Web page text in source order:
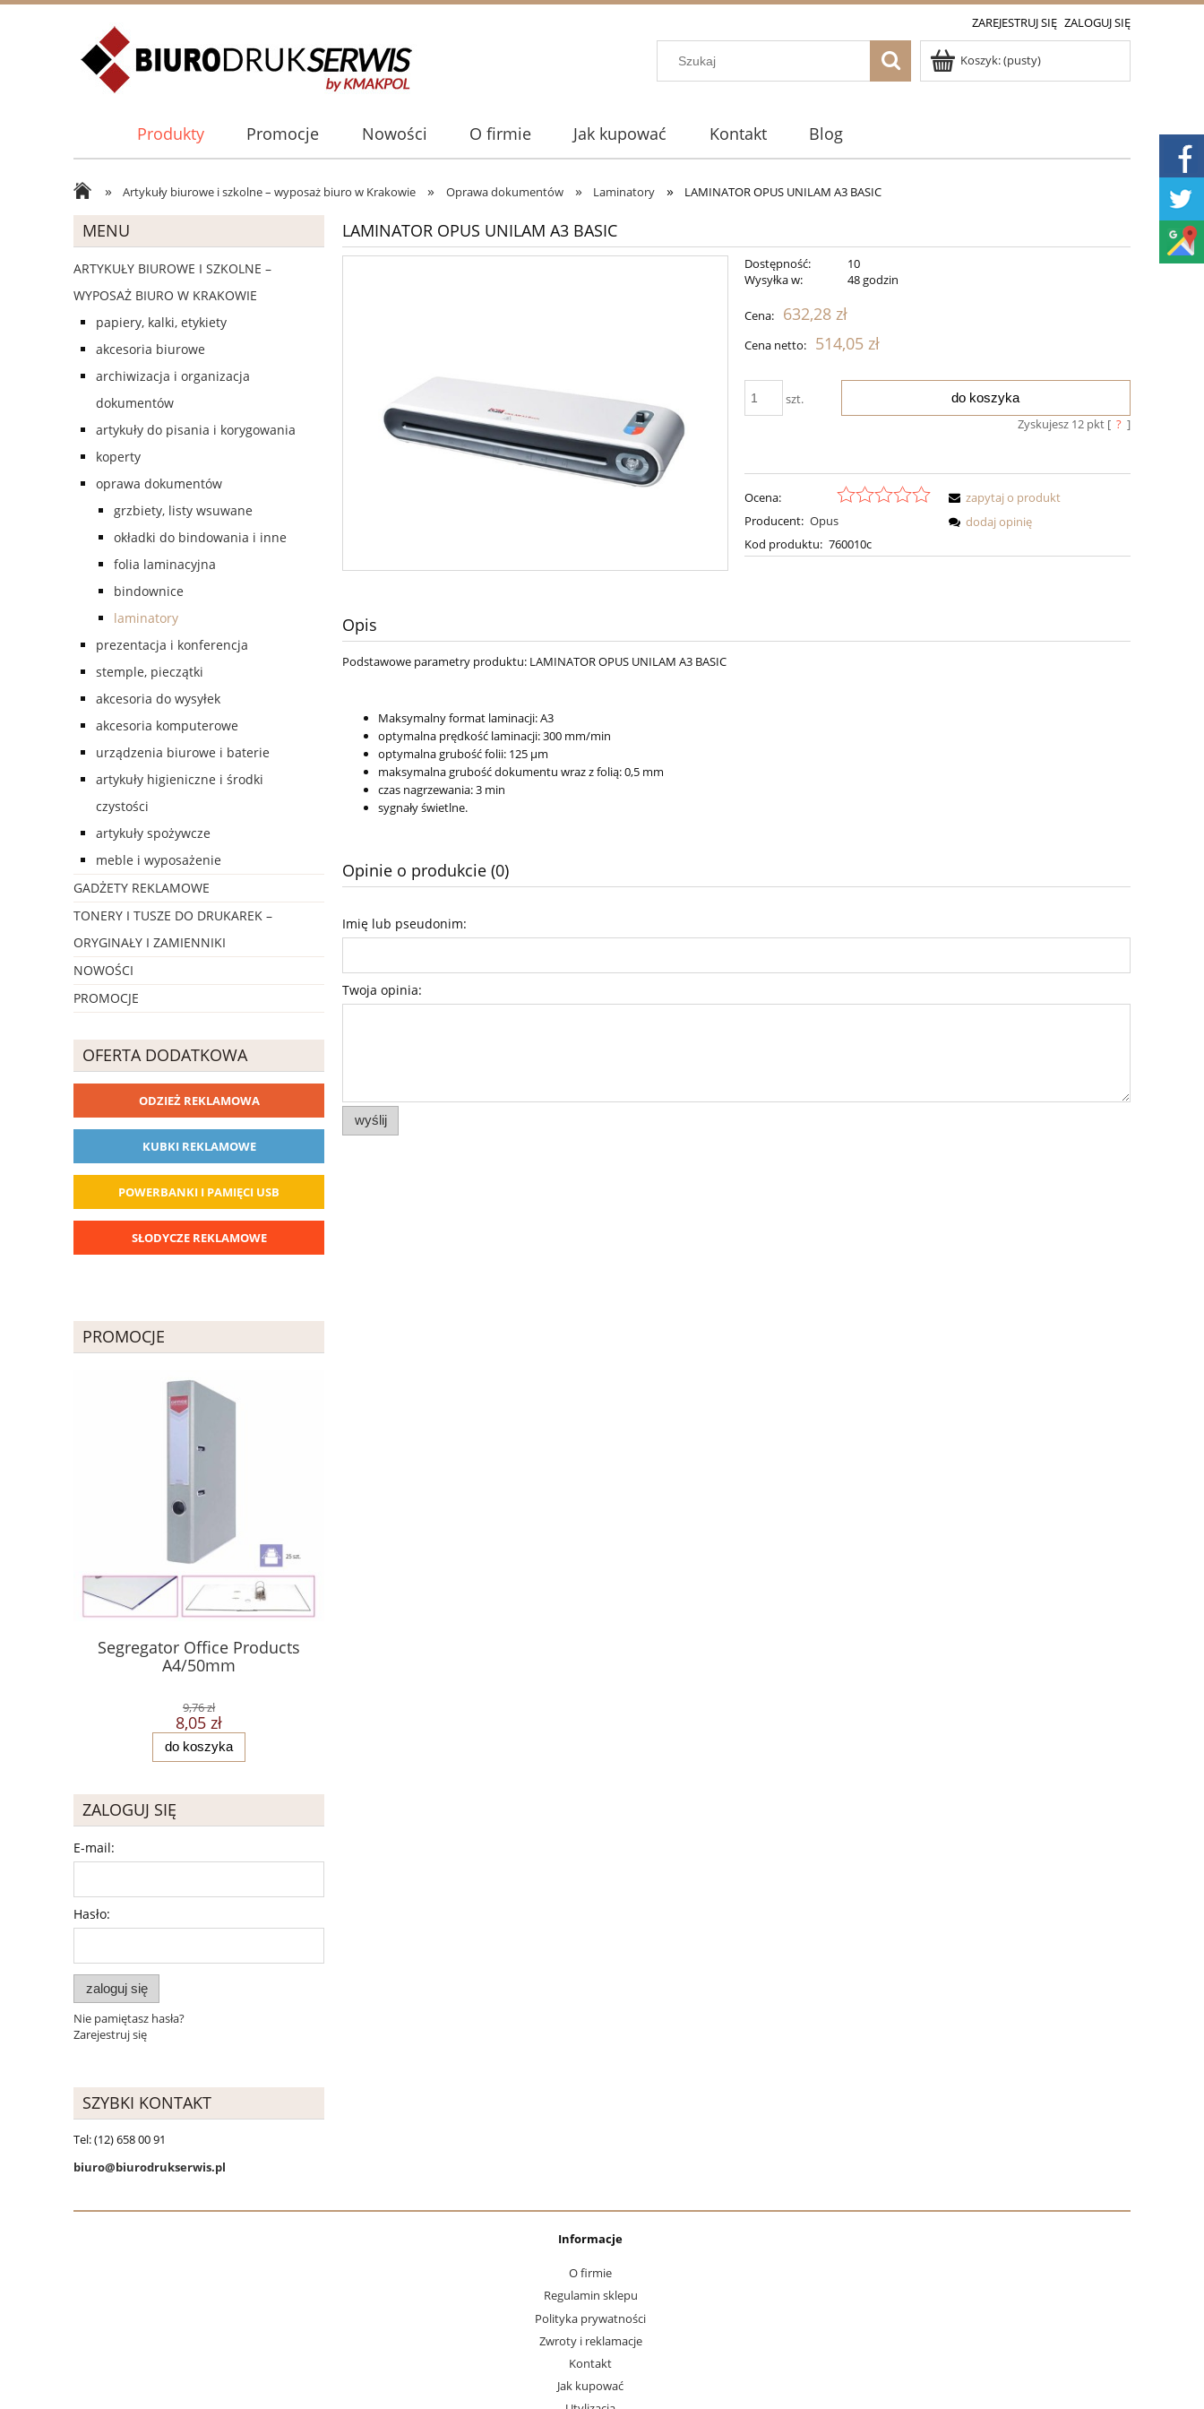
ZAREJESTRUJ SIĘ ZALOGUJ SIĘ
Koszyk:(pusty)
Produkty Promocje Nowości O firmie Jak kupować Kontakt Blog
» Artykuły biurowe i szkolne – wyposaż biuro w Krakowie » Oprawa dokumentów » Laminatory » LAMINATOR OPUS UNILAM A3 BASIC
MENU
ARTYKUŁY BIUROWE I SZKOLNE –
WYPOSAŻ BIURO W KRAKOWIE
papiery, kalki, etykiety
akcesoria biurowe
archiwizacja i organizacja
dokumentów
artykuły do pisania i korygowania
koperty
oprawa dokumentów
grzbiety, listy wsuwane
okładki do bindowania i inne
folia laminacyjna
bindownice
laminatory
prezentacja i konferencja
stemple, pieczątki
akcesoria do wysyłek
akcesoria komputerowe
urządzenia biurowe i baterie
artykuły higieniczne i środki
czystości
artykuły spożywcze
meble i wyposażenie
GADŻETY REKLAMOWE
TONERY I TUSZE DO DRUKAREK –
ORYGINAŁY I ZAMIENNIKI
NOWOŚCI
PROMOCJE
OFERTA DODATKOWA
ODZIEŻ REKLAMOWA
KUBKI REKLAMOWE
POWERBANKI I PAMIĘCI USB
SŁODYCZE REKLAMOWE
PROMOCJE
Segregator Office Products
A4/50mm
9,76 zł
8,05 zł
do koszyka
ZALOGUJ SIĘ
E-mail:
Hasło:
zaloguj się
Nie pamiętasz hasła?
Zarejestruj się
SZYBKI KONTAKT
Tel: (12) 658 00 91
biuro@biurodrukserwis.pl
LAMINATOR OPUS UNILAM A3 BASIC
Dostępność:
10
Wysyłka w:
48 godzin
Cena: 632,28 zł
Cena netto: 514,05 zł
szt. do koszyka
Zyskujesz 12pkt [ ? ]
Ocena:
Producent: Opus
Kod produktu: 760010c
zapytaj o produkt
dodaj opinię
Opis
Podstawowe parametry produktu: LAMINATOR OPUS UNILAM A3 BASIC
Maksymalny format laminacji: A3
optymalna prędkość laminacji: 300 mm/min
optymalna grubość folii: 125 µm
maksymalna grubość dokumentu wraz z folią: 0,5 mm
czas nagrzewania: 3 min
sygnały świetlne.
Opinie o produkcie (0)
Imię lub pseudonim:
Twoja opinia:
wyślij
Informacje
O firmie
Regulamin sklepu
Polityka prywatności
Zwroty i reklamacje
Kontakt
Jak kupować